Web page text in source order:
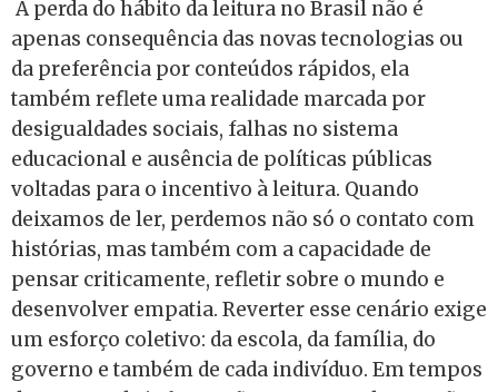
A perda do hábito da leitura no Brasil não é
apenas consequência das novas tecnologias ou
da preferência por conteúdos rápidos, ela
também reflete uma realidade marcada por
desigualdades sociais, falhas no sistema
educacional e ausência de políticas públicas
voltadas para o incentivo à leitura. Quando
deixamos de ler, perdemos não só o contato com
histórias, mas também com a capacidade de
pensar criticamente, refletir sobre o mundo e
desenvolver empatia. Reverter esse cenário exige
um esforço coletivo: da escola, da família, do
governo e também de cada indivíduo. Em tempos